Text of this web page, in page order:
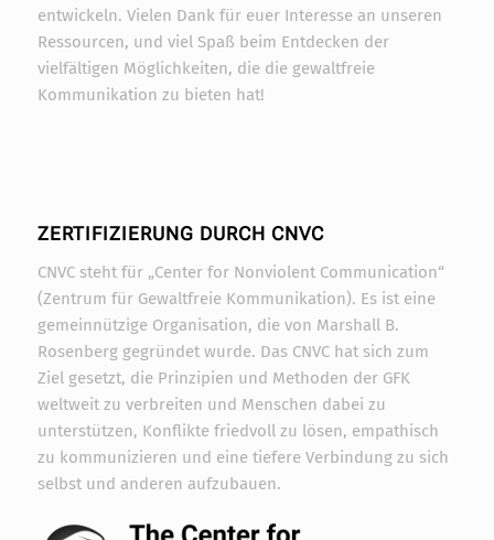
entwickeln. Vielen Dank für euer Interesse an unseren
Ressourcen, und viel Spaß beim Entdecken der
vielfältigen Möglichkeiten, die die gewaltfreie
Kommunikation zu bieten hat!
ZERTIFIZIERUNG DURCH CNVC
CNVC steht für „Center for Nonviolent Communication“
(Zentrum für Gewaltfreie Kommunikation). Es ist eine
gemeinnützige Organisation, die von Marshall B.
Rosenberg gegründet wurde. Das CNVC hat sich zum
Ziel gesetzt, die Prinzipien und Methoden der GFK
weltweit zu verbreiten und Menschen dabei zu
unterstützen, Konflikte friedvoll zu lösen, empathisch
zu kommunizieren und eine tiefere Verbindung zu sich
selbst und anderen aufzubauen.